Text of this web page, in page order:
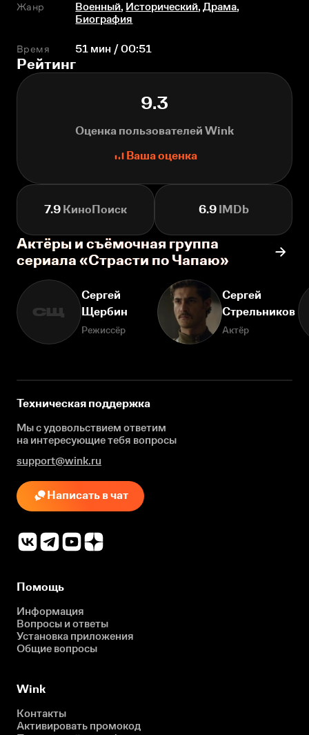
Жанр Военный, Исторический,Драма,
Биография
Время 51 мин / 00:51
Рейтинг
9.3
Оценка пользователей Wink
Ваша оценка
7.9 КиноПоиск 6.9IMDb
Актёры и съёмочная группа
сериала «Страсти по Чапаю»
СЩ
Сергей
Щербин
Режиссёр
Сергей
Стрельников
Актёр
Техническая поддержка
Мы с удовольствием ответим
на интересующиетебя вопросы
support@wink.ru
Написать в чат
Помощь
Информация
Вопросы и ответы
Установка приложения
Общие вопросы
Wink
Контакты
Активировать промокод